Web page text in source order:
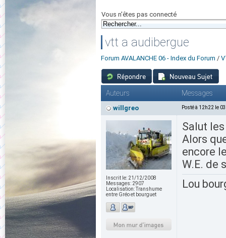
Vous n'êtes pas connecté
vtt a audibergue
Forum AVALANCHE 06 - Index du Forum /
Auteurs Messages
willgreo Posté à 12h22 le
Inscrit le: 21/12/2008
Messages: 2907
Localisation:Transhume
entre Gréo et bourguet
Salut
Alors
encore
W.E. de
Lou